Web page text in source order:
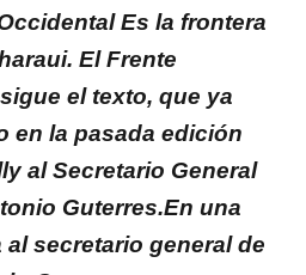
Es la frontera
El Frente
el texto, que ya
en la pasada edición
al Secretario General
Guterres.En una
al secretario general de